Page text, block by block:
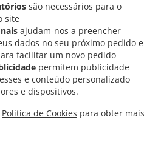
são necessários para o
site
ajudam-nos a preencher
dados no seu próximo pedido e
facilitar um novo pedido
permitem publicidade
e conteúdo personalizado
e dispositivos.
Política de Cookies para obter mais
Weiler-la-Tour Hassel . Indiana Comida Entrega
Monnerich Steinbrücken
Indiana Comida
Entrega Ehlange-sur-Mess . Indiana Comida
Findel Hamm . Indiana Comida Entrega
Mess Wickringen
Indiana Comida Entrega
. Indiana Comida Entrega Reckingen/Mess
Sandweiler . Indiana Comida Entrega Dippach
Turm